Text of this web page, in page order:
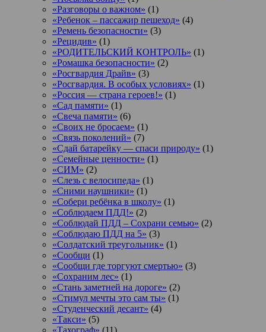
«Разговоры о важном» (1)
«Ребенок – пассажир пешеход» (4)
«Ремень безопасности» (3)
«Рецидив» (1)
«РОДИТЕЛЬСКИЙ КОНТРОЛЬ» (1)
«Ромашка безопасности» (2)
«Росгвардия Драйв» (3)
«Росгвардия. В особых условиях» (1)
«Россия — страна героев!» (1)
«Сад памяти» (1)
«Свеча памяти» (6)
«Своих не бросаем» (1)
«Связь поколений» (7)
«Сдай батарейку — спаси природу» (1)
«Семейные ценности» (1)
«СИМ» (2)
«Слезь с велосипеда» (1)
«Сними наушники» (1)
«Собери ребёнка в школу» (1)
«Соблюдаем ПДД!» (2)
«Соблюдай ПДД – Сохрани семью» (2)
«Соблюдаю ПДД на 5» (3)
«Солдатский треугольник» (1)
«Сообщи (1)
«Сообщи где торгуют смертью» (3)
«Сохраним лес» (1)
«Стань заметней на дороге» (2)
«Стимул мечты это сам ты» (1)
«Студенческий десант» (4)
«Такси» (5)
«Тахограф» (11)